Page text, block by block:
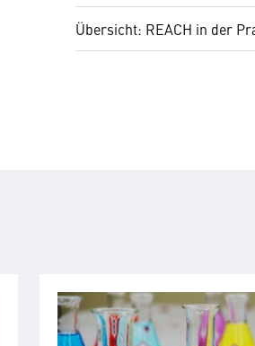
Übersicht: REACH in der